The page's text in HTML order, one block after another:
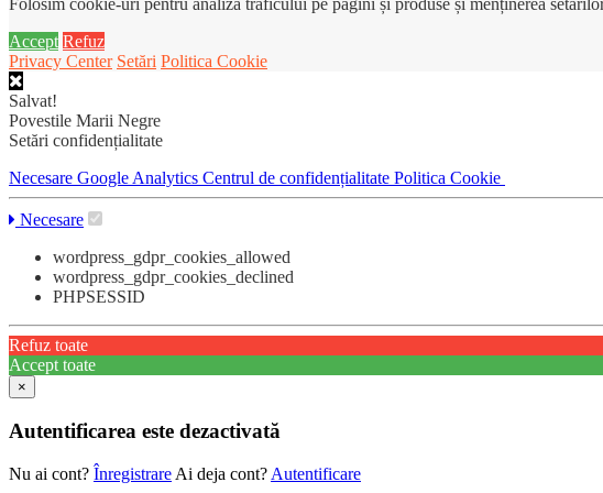
Folosim cookie-uri pentru analiza traficului pe pagini și produse și menținerea
Accept Refuz
Privacy Center Setări Politica Cookie
Salvat!
Povestile Marii Negre
Setări confidențialitate
Necesare Google Analytics Centrul de confidențialitate Politica Cookie
Necesare
wordpress_gdpr_cookies_allowed
wordpress_gdpr_cookies_declined
PHPSESSID
Refuz toate
Accept toate
×
Autentificarea este dezactivată
Nu ai cont? Înregistrare Ai deja cont? Autentificare